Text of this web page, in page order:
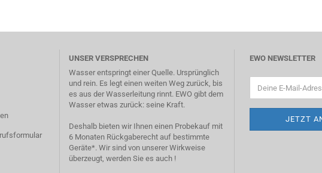
UNSER VERSPRECHEN
Wasser entspringt einer Quelle. Ursprünglich
und rein. Es legt einen weiten Weg zurück, bis
es aus der Wasserleitung rinnt. EWO gibt dem
Wasser etwas zurück: seine Kraft.
Deshalb bieten wir Ihnen einen Probekauf mit
6 Monaten Rückgaberecht auf bestimmte
Geräte*. Wir sind von unserer Wirkweise
überzeugt, werden Sie es auch !
EWO NEWSLETTER